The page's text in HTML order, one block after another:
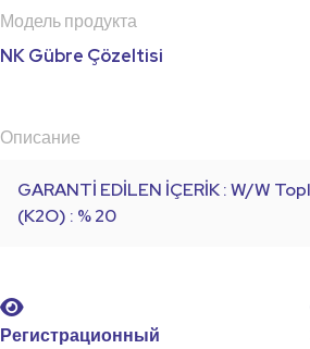
Модель продукта
NK Gübre Çözeltisi
Описание
GARANTİ EDİLEN İÇERİK : W/W
(K2O) : % 20
Регистрационный